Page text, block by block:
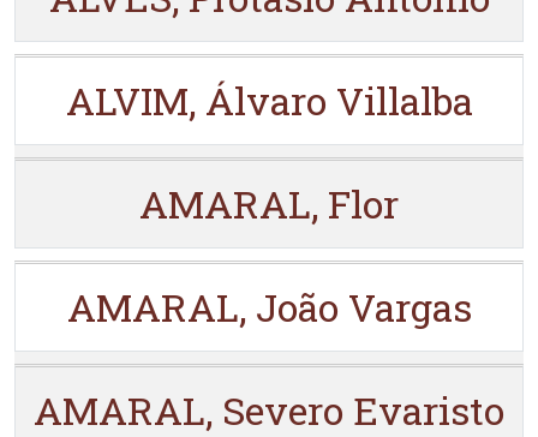
ALVIM, Álvaro Villalba
AMARAL, Flor
AMARAL, João Vargas
AMARAL, Severo Evaristo